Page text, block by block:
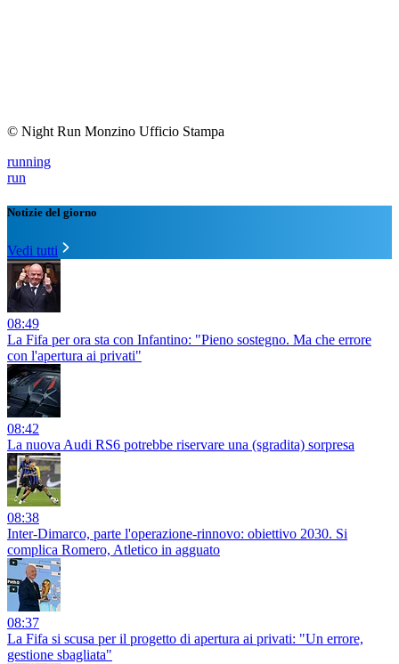
© Night Run Monzino Ufficio Stampa
running
run
Notizie del giorno
Vedi tutti
08:49
La Fifa per ora sta con Infantino: "Pieno sostegno. Ma che errore
con l'apertura ai privati"
08:42
La nuova Audi RS6 potrebbe riservare una (sgradita) sorpresa
08:38
Inter-Dimarco, parte l'operazione-rinnovo: obiettivo 2030. Si
complica Romero, Atletico in agguato
08:37
La Fifa si scusa per il progetto di apertura ai privati: "Un errore,
gestione sbagliata"